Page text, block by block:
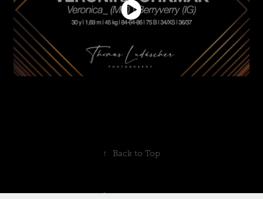
↑ Back to Top